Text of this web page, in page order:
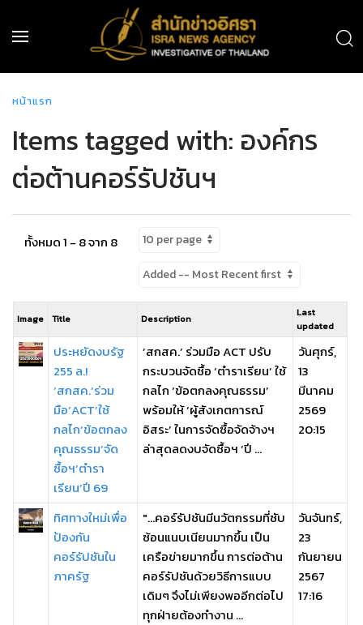
หน้าแรก
Items tagged with: องค์กร
ต่อต้านคอร์รัปชันฯ
ทั้งหมด 1 - 8 จาก 8
Image Title Description
Last
updated
ประหยัดงบรัฐ
255 ล.!
‘สกสค.’ร่วม
มือ‘ACT’ใช้
กลไก‘ข้อตกลง
คุณธรรม’จัด
ซื้อฯ‘ตำรา
เรียน’ปี 69
‘สกสค.’ ร่วมมือ ACT ปรับ
กระบวนจัดซื้อ ‘ตำราเรียน’ ใช้
กลไก ‘ข้อตกลงคุณธรรม’
พร้อมให้ ‘ผู้สังเกตการณ์
อิสระ’ ในการจัดซื้อจัดจ้างฯ
ล่าสุดลดงบจัดซื้อฯ ‘ปี ...
วันศุกร์,
13
มีนาคม
2569
20:15
ทิศทางใหม่เพื่อ
ป้องกัน
คอร์รัปชันใน
ภาครัฐ
"...คอร์รัปชันมีนวัตกรรมที่ซับ
ซ้อนแนบเนียนมากขึ้น เป็น
เครือข่ายมากขึ้น การต่อต้าน
คอร์รัปชันด้วยวิธีการแบบ
เดิมๆ จึงไม่เพียงพออีกต่อไป
ทุกฝ่ายต้องทำงาน ...
วันจันทร์,
23
กันยายน
2567
17:16